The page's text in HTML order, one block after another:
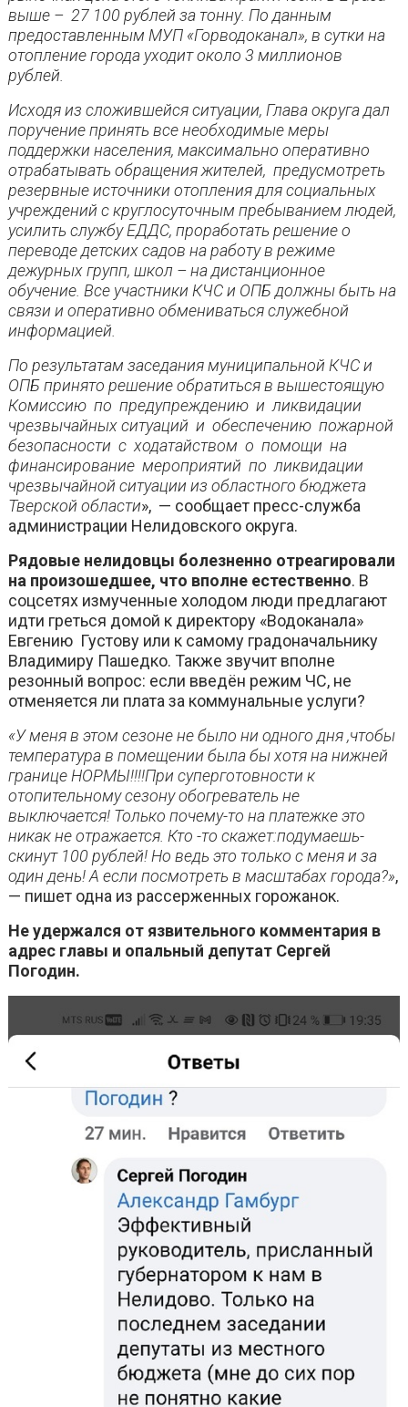
выше – 27 100 рублей за тонну. По данным
предоставленным МУП «Горводоканал», в сутки на
отопление города уходит около 3 миллионов
рублей.
Исходя из сложившейся ситуации, Глава округа дал
поручение принять все необходимые меры
поддержки населения, максимально оперативно
отрабатывать обращения жителей, предусмотреть
резервные источники отопления для социальных
учреждений с круглосуточным пребыванием людей,
усилить службу ЕДДС, проработать решение о
переводе детских садов на работу в режиме
дежурных групп, школ – на дистанционное
обучение. Все участники КЧС и ОПБ должны быть на
связи и оперативно обмениваться служебной
информацией.
По результатам заседания муниципальной КЧС и
ОПБ принято решение обратиться в вышестоящую
Комиссию по предупреждению и ликвидации
чрезвычайных ситуаций и обеспечению пожарной
безопасности с ходатайством о помощи на
финансирование мероприятий по ликвидации
чрезвычайной ситуации из областного бюджета
Тверской области», — сообщает пресс-служба
администрации Нелидовского округа.
Рядовые нелидовцы болезненно отреагировали
на произошедшее, что вполне естественно. В
соцсетях измученные холодом люди предлагают
идти греться домой к директору «Водоканала»
Евгению Густову или к самому градоначальнику
Владимиру Пашедко. Также звучит вполне
резонный вопрос: если введён режим ЧС, не
отменяется ли плата за коммунальные услуги?
«У меня в этом сезоне не было ни одного дня ,чтобы
температура в помещении была бы хотя на нижней
границе НОРМЫ!!!!При суперготовности к
отопительному сезону обогреватель не
выключается! Только почему-то на платежке это
никак не отражается. Кто -то скажет:подумаешь-
скинут 100 рублей! Но ведь это только с меня и за
один день! А если посмотреть в масштабах города?»,
— пишет одна из рассерженных горожанок.
Не удержался от язвительного комментария в
адрес главы и опальный депутат Сергей
Погодин.